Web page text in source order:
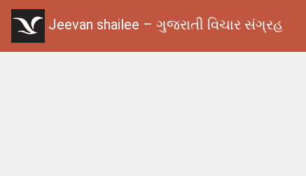
Jeevan shailee – ગુજરાતી વિચાર સંગ્રહ